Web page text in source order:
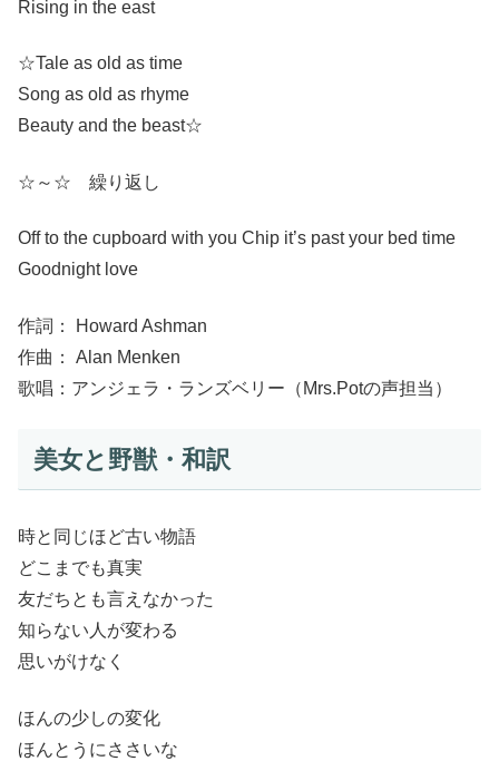
Rising in the east
☆Tale as old as time
Song as old as rhyme
Beauty and the beast☆
☆～☆ 繰り返し
Off to the cupboard with you Chip it’s past your bed time
Goodnight love
作詞： Howard Ashman
作曲： Alan Menken
歌唱：アンジェラ・ランズベリー（Mrs.Potの声担当）
美女と野獣・和訳
時と同じほど古い物語
どこまでも真実
友だちとも言えなかった
知らない人が変わる
思いがけなく
ほんの少しの変化
ほんとうにささいな